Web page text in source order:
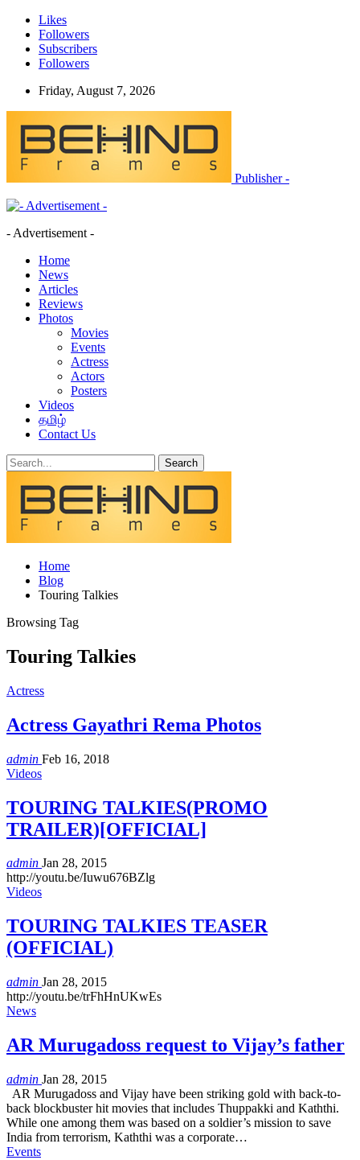
Likes
Followers
Subscribers
Followers
Friday, August 7, 2026
Publisher -
- Advertisement -
Home
News
Articles
Reviews
Photos
Movies
Events
Actress
Actors
Posters
Videos
தமிழ்
Contact Us
Home
Blog
Touring Talkies
Browsing Tag
Touring Talkies
Actress
Actress Gayathri Rema Photos
admin Feb 16, 2018
Videos
TOURING TALKIES(PROMO
TRAILER)[OFFICIAL]
admin Jan 28, 2015
http://youtu.be/Iuwu676BZlg
Videos
TOURING TALKIES TEASER
(OFFICIAL)
admin Jan 28, 2015
http://youtu.be/trFhHnUKwEs
News
AR Murugadoss request to Vijay’s father
admin Jan 28, 2015
AR Murugadoss and Vijay have been striking gold with back-to-
back blockbuster hit movies that includes Thuppakki and Kaththi.
While one among them was based on a soldier’s mission to save
India from terrorism, Kaththi was a corporate…
Events